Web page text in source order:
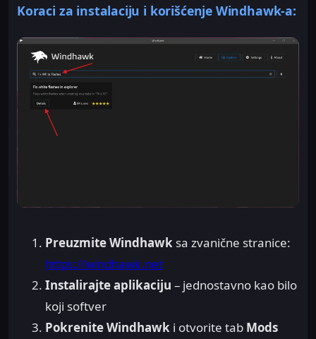
Koraci za instalaciju i korišćenje Windhawk-a:
Preuzmite Windhawk sa zvanične stranice:
https://windhawk.net
Instalirajte aplikaciju – jednostavno kao bilo
koji softver
Pokrenite Windhawk i otvorite tab Mods